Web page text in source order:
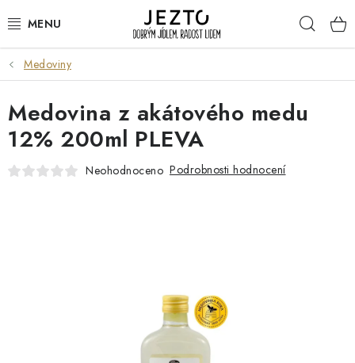
na
DÁRKOVÉ SADY
TRVANLIVÉ
DROGERIE A KOSMETIKA
FIREMNÍ DÁRKY
Medoviny
Medovina z akátového medu
12% 200ml PLEVA
Neohodnoceno Podrobnosti hodnocení